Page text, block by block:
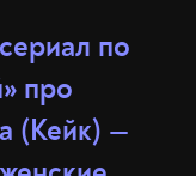
по
про
(Кейк) —